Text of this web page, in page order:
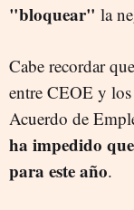
"bloquear" la
Cabe recordar
entre CEOE y
Acuerdo de
ha impedido
para este año.